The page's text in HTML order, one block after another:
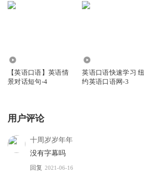
【英语口语】英语情
景对话短句-4
英语口语快速学习 纽
约英语口语网-3
用户评论
十周岁岁年年
没有字幕吗
回复 2021-06-16